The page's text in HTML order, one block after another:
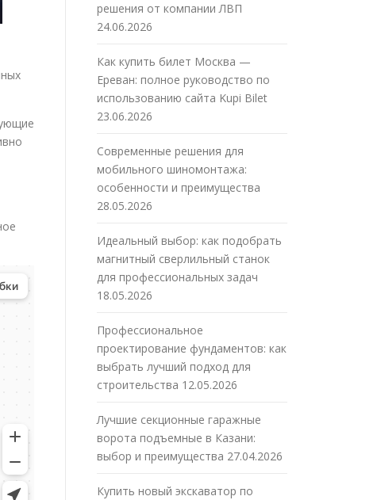
решения от компании ЛВП
24.06.2026
Как купить билет Москва —
Ереван: полное руководство по
использованию сайта Kupi Bilet
23.06.2026
Современные решения для
мобильного шиномонтажа:
особенности и преимущества
28.05.2026
Идеальный выбор: как подобрать
магнитный сверлильный станок
для профессиональных задач
18.05.2026
Профессиональное
проектирование фундаментов: как
выбрать лучший подход для
строительства 12.05.2026
Лучшие секционные гаражные
ворота подъемные в Казани:
выбор и преимущества 27.04.2026
Купить новый экскаватор по